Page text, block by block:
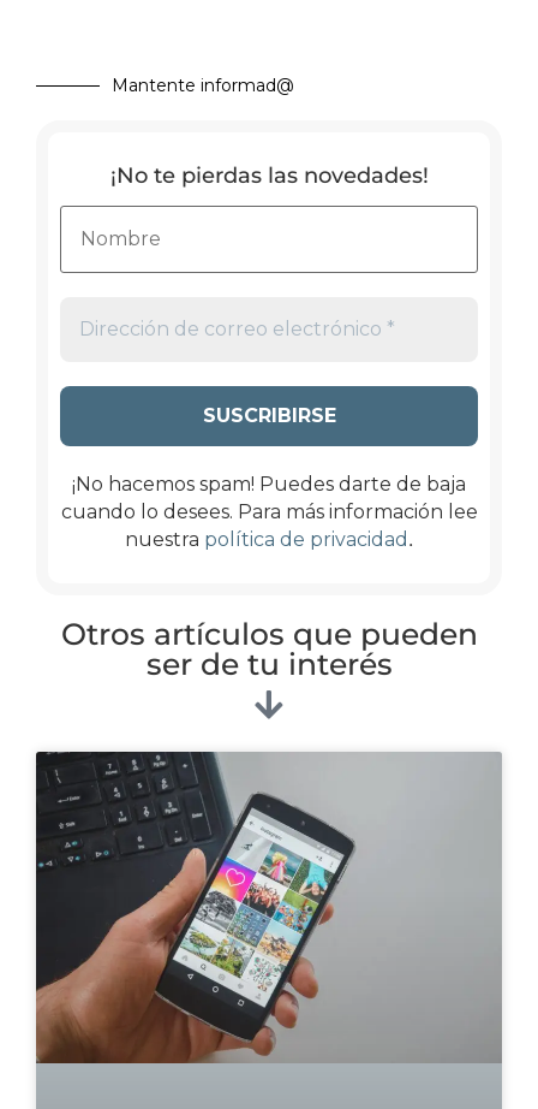
Mantente informad@
¡No te pierdas las novedades!
¡No hacemos spam! Puedes darte de baja
cuando lo desees. Para más información lee
nuestra política de privacidad .
Otros artículos que pueden
ser de tu interés